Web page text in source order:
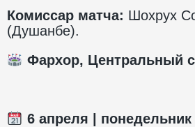
Комиссар матча: Шохрух
(Душанбе).
Фархор, Центральный
6 апреля | понедельник